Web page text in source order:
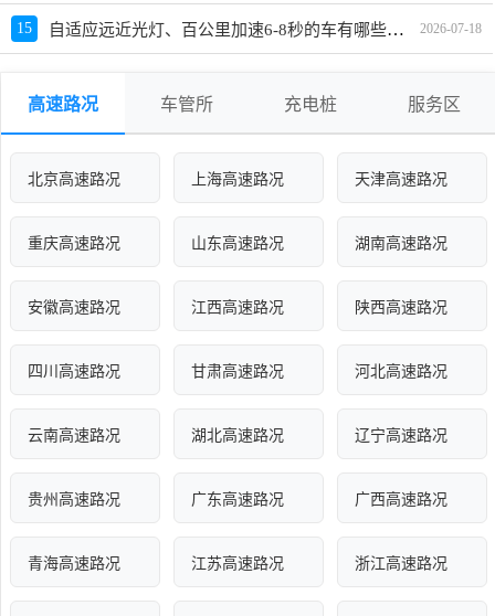
15 自适应远近光灯、百公里加速6-8秒的车有哪些？买哪款好？价格多少？ 2026-07-18
高速路况 车管所 充电桩 服务区
北京高速路况 上海高速路况 天津高速路况
重庆高速路况 山东高速路况 湖南高速路况
安徽高速路况 江西高速路况 陕西高速路况
四川高速路况 甘肃高速路况 河北高速路况
云南高速路况 湖北高速路况 辽宁高速路况
贵州高速路况 广东高速路况 广西高速路况
青海高速路况 江苏高速路况 浙江高速路况